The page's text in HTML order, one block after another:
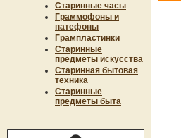
Старинные часы
Граммофоны и
патефоны
Грампластинки
Старинные
предметы искусства
Старинная бытовая
техника
Старинные
предметы быта